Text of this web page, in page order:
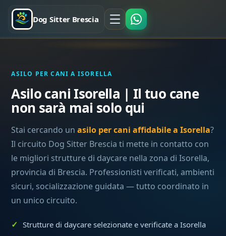
Dog Sitter Brescia
ASILO PER CANI A ISORELLA
Asilo cani Isorella | Il tuo cane
non sarà mai solo qui
Stai cercando unasilo per cani affidabile a Isorella?
Il circuito Dog Sitter Brescia ti mette in contatto con
le migliori strutture di daycare nella zona di Isorella,
provincia di Brescia. Professionisti verificati, ambienti
sicuri, socializzazione guidata — tutto coordinato in
un unico circuito.
Strutture di daycare selezionate e verificate a Isorella